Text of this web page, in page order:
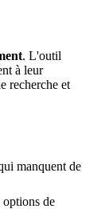
. L'outil
à leur
recherche et
manquent de
options de